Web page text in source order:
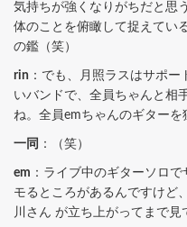
気持ちが強くなりがちだと思
体のことを俯瞰して捉えてい
の鑑（笑）
rin ：でも、月照ラスはサポ
いバンドで、全員ちゃんと相
ね。全員emちゃんのギターを
一同 ：（笑）
em ：ライブ中のギターソロ
モるところがあるんですけど
川さん が立ち上がってまで見